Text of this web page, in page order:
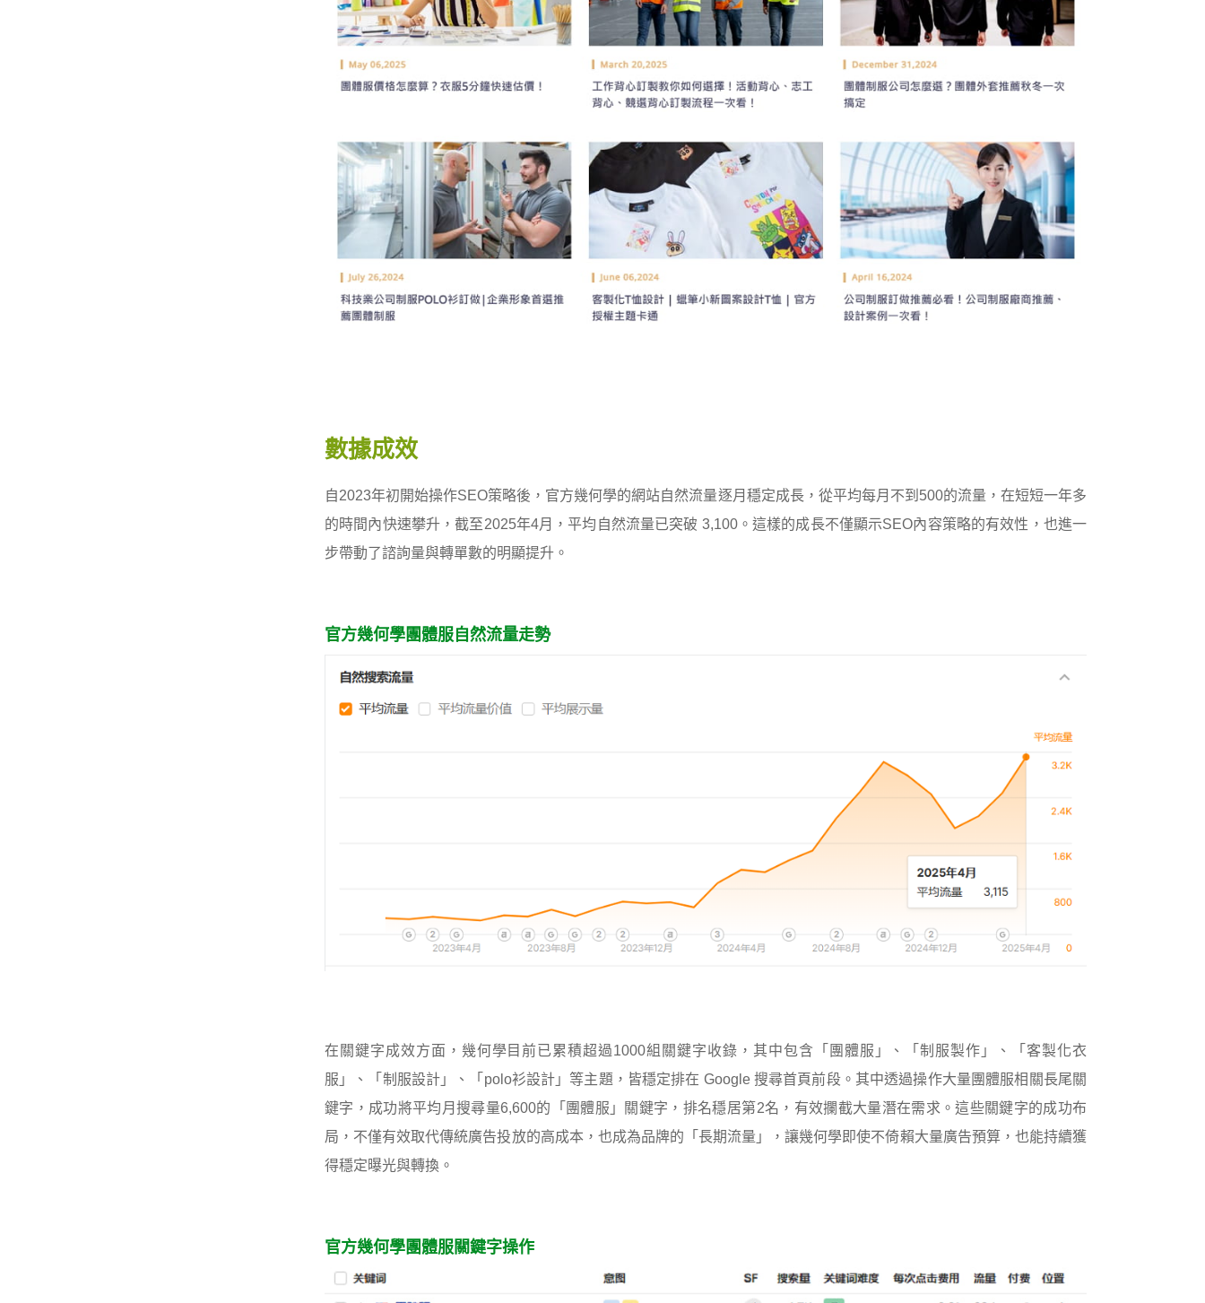
數據成效
自2023年初開始操作SEO策略後，官方幾何學的網站自然流量逐月穩定成長，從平均每月不到500的流量，在短短一年多
的時間內快速攀升，截至2025年4月，平均自然流量已突破 3,100。這樣的成長不僅顯示SEO內容策略的有效性，也進一
步帶動了諮詢量與轉單數的明顯提升。
官方幾何學團體服自然流量走勢
在關鍵字成效方面，幾何學目前已累積超過1000組關鍵字收錄，其中包含「團體服」、「制服製作」、「客製化衣
服」、「制服設計」、「polo衫設計」等主題，皆穩定排在 Google 搜尋首頁前段。其中透過操作大量團體服相關長尾關
鍵字，成功將平均月搜尋量6,600的「團體服」關鍵字，排名穩居第2名，有效攔截大量潛在需求。這些關鍵字的成功布
局，不僅有效取代傳統廣告投放的高成本，也成為品牌的「長期流量」，讓幾何學即使不倚賴大量廣告預算，也能持續獲
得穩定曝光與轉換。
官方幾何學團體服關鍵字操作